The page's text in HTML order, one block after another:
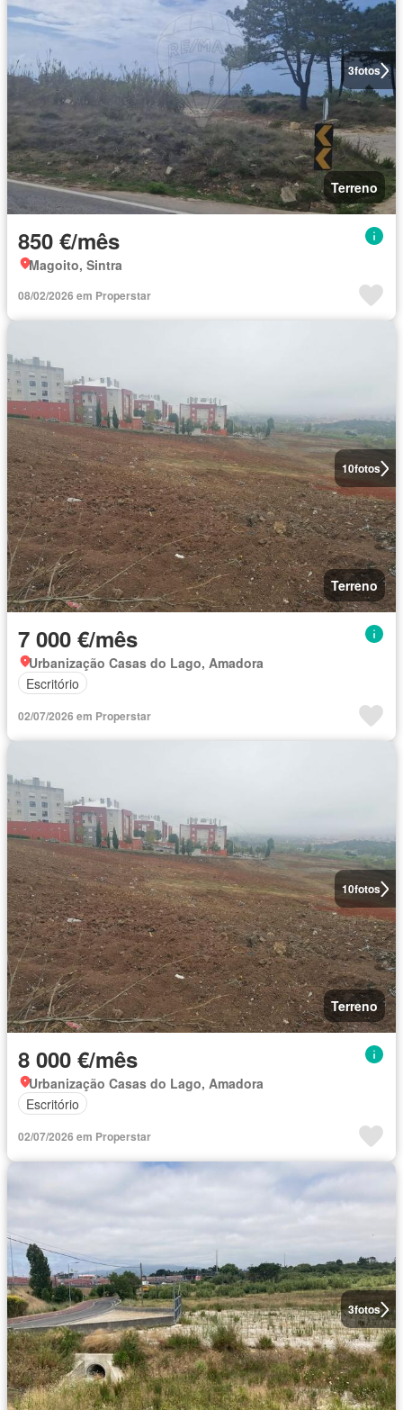
3fotos
Terreno
850 €/mês
Magoito, Sintra
08/02/2026 em Properstar
10fotos
Terreno
7 000 €/mês
Urbanização Casas do Lago, Amadora
Escritório
02/07/2026 em Properstar
10fotos
Terreno
8 000 €/mês
Urbanização Casas do Lago, Amadora
Escritório
02/07/2026 em Properstar
3fotos